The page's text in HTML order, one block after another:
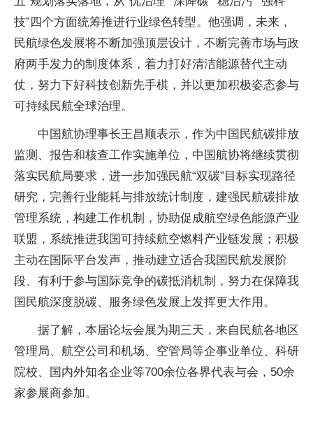
技”四个方面统筹推进行业绿色转型。他强调，未来，
民航绿色发展将不断加强顶层设计，不断完善市场与政
府两手发力的制度体系，着力打好清洁能源替代主动
仗，努力下好科技创新先手棋，并以更加积极姿态参与
可持续民航全球治理。
中国航协理事长王昌顺表示，作为中国民航碳排放
监测、报告和核查工作实施单位，中国航协将继续贯彻
落实民航局要求，进一步加强民航“双碳”目标实现路径
研究，完善行业能耗与排放统计制度，建强民航碳排放
管理系统，构建工作机制，协助促成航空绿色能源产业
联盟，系统推进我国可持续航空燃料产业链发展；积极
主动在国际平台发声，推动建立适合我国民航发展阶
段、有利于参与国际竞争的碳抵消机制，努力在保障我
国民航深度脱碳、服务绿色发展上发挥更大作用。
据了解，本届论坛会展为期三天，来自民航各地区
管理局、航空公司和机场、空管局等企事业单位、科研
院校、国内外知名企业等700余位各界代表与会，50余
家参展商参加。